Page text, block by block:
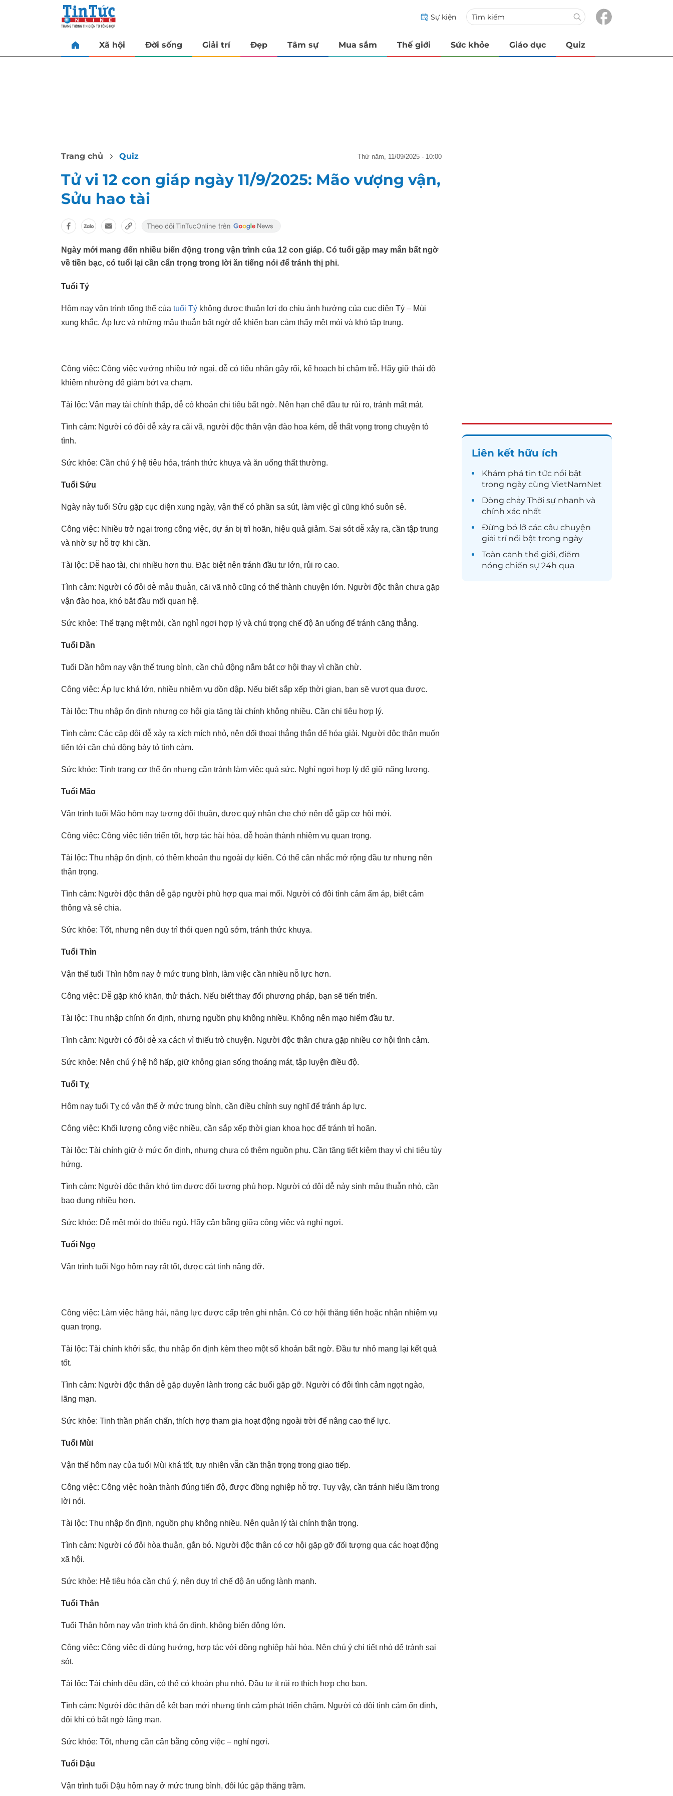
Sự kiện
Xã hội Đời sống Giải trí Đẹp Tâm sự Mua sắm Thế giới Sức khỏe Giáo dục Quiz
Trang chủ Quiz thứ năm, 11/09/2025 - 10:00
Tử vi 12 con giáp ngày 11/9/2025: Mão vượng vận,
Sửu hao tài
Ngày mới mang đến nhiều biến động trong vận trình của 12 con giáp. Có tuổi gặp may mắn bất ngờ
về tiền bạc, có tuổi lại cần cẩn trọng trong lời ăn tiếng nói để tránh thị phi.
Tuổi Tý
Hôm nay vận trình tổng thể của tuổi Tý không được thuận lợi do chịu ảnh hưởng của cục diện Tý – Mùi
xung khắc. Áp lực và những mâu thuẫn bất ngờ dễ khiến bạn cảm thấy mệt mỏi và khó tập trung.
Công việc: Công việc vướng nhiều trở ngại, dễ có tiểu nhân gây rối, kế hoạch bị chậm trễ. Hãy giữ thái độ
khiêm nhường để giảm bớt va chạm.
Tài lộc: Vận may tài chính thấp, dễ có khoản chi tiêu bất ngờ. Nên hạn chế đầu tư rủi ro, tránh mất mát.
Tình cảm: Người có đôi dễ xảy ra cãi vã, người độc thân vận đào hoa kém, dễ thất vọng trong chuyện tỏ
tình.
Sức khỏe: Cần chú ý hệ tiêu hóa, tránh thức khuya và ăn uống thất thường.
Tuổi Sửu
Ngày này tuổi Sửu gặp cục diện xung ngày, vận thế có phần sa sút, làm việc gì cũng khó suôn sẻ.
Công việc: Nhiều trở ngại trong công việc, dự án bị trì hoãn, hiệu quả giảm. Sai sót dễ xảy ra, cần tập trung
và nhờ sự hỗ trợ khi cần.
Tài lộc: Dễ hao tài, chi nhiều hơn thu. Đặc biệt nên tránh đầu tư lớn, rủi ro cao.
Tình cảm: Người có đôi dễ mâu thuẫn, cãi vã nhỏ cũng có thể thành chuyện lớn. Người độc thân chưa gặp
vận đào hoa, khó bắt đầu mối quan hệ.
Sức khỏe: Thể trạng mệt mỏi, cần nghỉ ngơi hợp lý và chú trọng chế độ ăn uống để tránh căng thẳng.
Tuổi Dần
Tuổi Dần hôm nay vận thế trung bình, cần chủ động nắm bắt cơ hội thay vì chần chừ.
Công việc: Áp lực khá lớn, nhiều nhiệm vụ dồn dập. Nếu biết sắp xếp thời gian, bạn sẽ vượt qua được.
Tài lộc: Thu nhập ổn định nhưng cơ hội gia tăng tài chính không nhiều. Cần chi tiêu hợp lý.
Tình cảm: Các cặp đôi dễ xảy ra xích mích nhỏ, nên đối thoại thẳng thắn để hóa giải. Người độc thân muốn
tiến tới cần chủ động bày tỏ tình cảm.
Sức khỏe: Tình trạng cơ thể ổn nhưng cần tránh làm việc quá sức. Nghỉ ngơi hợp lý để giữ năng lượng.
Tuổi Mão
Vận trình tuổi Mão hôm nay tương đối thuận, được quý nhân che chở nên dễ gặp cơ hội mới.
Công việc: Công việc tiến triển tốt, hợp tác hài hòa, dễ hoàn thành nhiệm vụ quan trọng.
Tài lộc: Thu nhập ổn định, có thêm khoản thu ngoài dự kiến. Có thể cân nhắc mở rộng đầu tư nhưng nên
thận trọng.
Tình cảm: Người độc thân dễ gặp người phù hợp qua mai mối. Người có đôi tình cảm ấm áp, biết cảm
thông và sẻ chia.
Sức khỏe: Tốt, nhưng nên duy trì thói quen ngủ sớm, tránh thức khuya.
Tuổi Thìn
Vận thế tuổi Thìn hôm nay ở mức trung bình, làm việc cần nhiều nỗ lực hơn.
Công việc: Dễ gặp khó khăn, thử thách. Nếu biết thay đổi phương pháp, bạn sẽ tiến triển.
Tài lộc: Thu nhập chính ổn định, nhưng nguồn phụ không nhiều. Không nên mạo hiểm đầu tư.
Tình cảm: Người có đôi dễ xa cách vì thiếu trò chuyện. Người độc thân chưa gặp nhiều cơ hội tình cảm.
Sức khỏe: Nên chú ý hệ hô hấp, giữ không gian sống thoáng mát, tập luyện điều độ.
Tuổi Tỵ
Hôm nay tuổi Tỵ có vận thế ở mức trung bình, cần điều chỉnh suy nghĩ để tránh áp lực.
Công việc: Khối lượng công việc nhiều, cần sắp xếp thời gian khoa học để tránh trì hoãn.
Tài lộc: Tài chính giữ ở mức ổn định, nhưng chưa có thêm nguồn phụ. Cần tăng tiết kiệm thay vì chi tiêu tùy
hứng.
Tình cảm: Người độc thân khó tìm được đối tượng phù hợp. Người có đôi dễ nảy sinh mâu thuẫn nhỏ, cần
bao dung nhiều hơn.
Sức khỏe: Dễ mệt mỏi do thiếu ngủ. Hãy cân bằng giữa công việc và nghỉ ngơi.
Tuổi Ngọ
Vận trình tuổi Ngọ hôm nay rất tốt, được cát tinh nâng đỡ.
Công việc: Làm việc hăng hái, năng lực được cấp trên ghi nhận. Có cơ hội thăng tiến hoặc nhận nhiệm vụ
quan trọng.
Tài lộc: Tài chính khởi sắc, thu nhập ổn định kèm theo một số khoản bất ngờ. Đầu tư nhỏ mang lại kết quả
tốt.
Tình cảm: Người độc thân dễ gặp duyên lành trong các buổi gặp gỡ. Người có đôi tình cảm ngọt ngào,
lãng mạn.
Sức khỏe: Tinh thần phấn chấn, thích hợp tham gia hoạt động ngoài trời để nâng cao thể lực.
Tuổi Mùi
Vận thế hôm nay của tuổi Mùi khá tốt, tuy nhiên vẫn cần thận trọng trong giao tiếp.
Công việc: Công việc hoàn thành đúng tiến độ, được đồng nghiệp hỗ trợ. Tuy vậy, cần tránh hiểu lầm trong
lời nói.
Tài lộc: Thu nhập ổn định, nguồn phụ không nhiều. Nên quản lý tài chính thận trọng.
Tình cảm: Người có đôi hòa thuận, gắn bó. Người độc thân có cơ hội gặp gỡ đối tượng qua các hoạt động
xã hội.
Sức khỏe: Hệ tiêu hóa cần chú ý, nên duy trì chế độ ăn uống lành mạnh.
Tuổi Thân
Tuổi Thân hôm nay vận trình khá ổn định, không biến động lớn.
Công việc: Công việc đi đúng hướng, hợp tác với đồng nghiệp hài hòa. Nên chú ý chi tiết nhỏ để tránh sai
sót.
Tài lộc: Tài chính đều đặn, có thể có khoản phụ nhỏ. Đầu tư ít rủi ro thích hợp cho bạn.
Tình cảm: Người độc thân dễ kết bạn mới nhưng tình cảm phát triển chậm. Người có đôi tình cảm ổn định,
đôi khi có bất ngờ lãng mạn.
Sức khỏe: Tốt, nhưng cần cân bằng công việc – nghỉ ngơi.
Tuổi Dậu
Vận trình tuổi Dậu hôm nay ở mức trung bình, đôi lúc gặp thăng trầm.
Liên kết hữu ích
Khám phá tin tức nổi bật
trong ngày cùng VietNamNet
Dòng chảy Thời sự nhanh và
chính xác nhất
Đừng bỏ lỡ các câu chuyện
giải trínổi bật trong ngày
Toàn cảnh thế giới, điểm
nóng chiến sự 24h qua